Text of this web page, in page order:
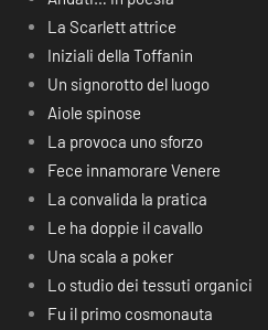
La Scarlett attrice
Iniziali della Toffanin
Un signorotto del luogo
Aiole spinose
La provoca uno sforzo
Fece innamorare Venere
La convalida la pratica
Le ha doppie il cavallo
Una scala a poker
Lo studio dei tessuti organici
Fu il primo cosmonauta